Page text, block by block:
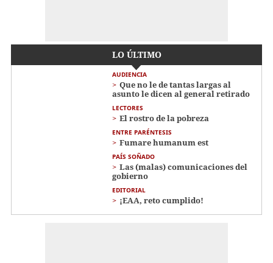
LO ÚLTIMO
AUDIENCIA
Que no le de tantas largas al
asunto le dicen al general retirado
LECTORES
El rostro de la pobreza
ENTRE PARÉNTESIS
Fumare humanum est
PAÍS SOÑADO
Las (malas) comunicaciones del
gobierno
EDITORIAL
¡EAA, reto cumplido!